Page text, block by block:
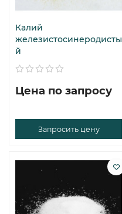
Калий
железистосинеродисты
й
Цена по запросу
Запросить цену